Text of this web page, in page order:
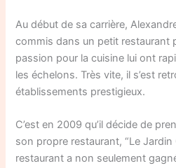
Au début de sa carrière,
commis dans un petit restaurant
passion pour la cuisine lui ont
les échelons. Très vite, il s’est
établissements prestigieux.
C’est en 2009 qu’il décide de
son propre restaurant, “Le Jardin
restaurant a non seulement